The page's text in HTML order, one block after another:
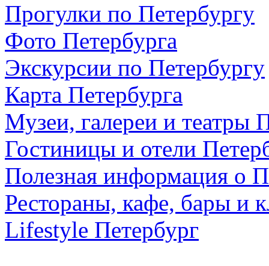
Прогулки по Петербургу
Фото Петербурга
Экскурсии по Петербургу
Карта Петербурга
Музеи, галереи и театры
Гостиницы и отели
Полезная информация о
Рестораны, кафе, бары и
Lifestyle Петербург